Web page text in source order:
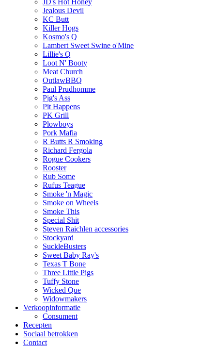
JD's Hot Honey
Jealous Devil
KC Butt
Killer Hogs
Kosmo's Q
Lambert Sweet Swine o'Mine
Lillie's Q
Loot N' Booty
Meat Church
OutlawBBQ
Paul Prudhomme
Pig's Ass
Pit Happens
PK Grill
Plowboys
Pork Mafia
R Butts R Smoking
Richard Fergola
Rogue Cookers
Rooster
Rub Some
Rufus Teague
Smoke 'n Magic
Smoke on Wheels
Smoke This
Special Shit
Steven Raichlen accessories
Stockyard
SuckleBusters
Sweet Baby Ray's
Texas T Bone
Three Little Pigs
Tuffy Stone
Wicked Que
Widowmakers
Verkoopinformatie
Consument
Recepten
Sociaal betrokken
Contact